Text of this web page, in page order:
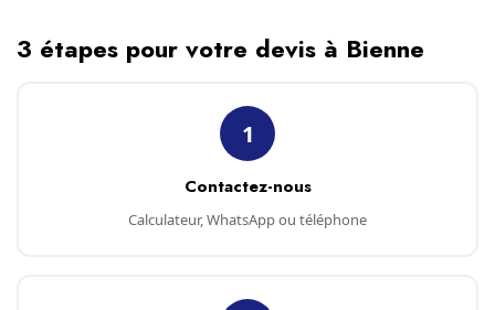
3 étapes pour votre devis à Bienne
1
Contactez-nous
Calculateur, WhatsApp ou téléphone